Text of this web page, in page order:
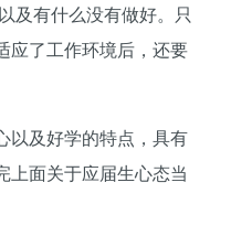
及有什么没有做好。只
应了工作环境后，还要
以及好学的特点，具有
上面关于应届生心态当